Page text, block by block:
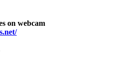
on webcam